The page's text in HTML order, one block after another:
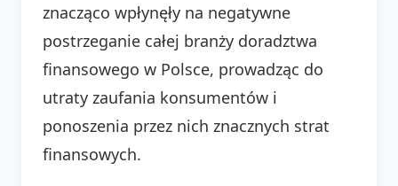
znacząco wpłynęły na negatywne
postrzeganie całej branży doradztwa
finansowego w Polsce, prowadząc do
utraty zaufania konsumentów i
ponoszenia przez nich znacznych strat
finansowych.